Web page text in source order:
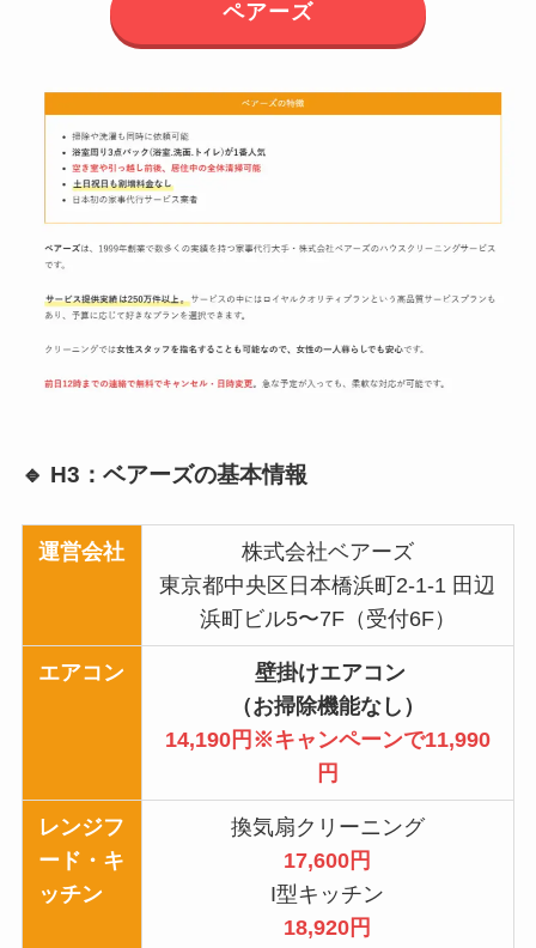
ペアーズ
🔹 H3：ベアーズの基本情報
運営会社
株式会社ベアーズ
東京都中央区日本橋浜町2-1-1 田辺
浜町ビル5〜7F（受付6F）
エアコン
壁掛けエアコン
（お掃除機能なし）
14,190円※キャンペーンで11,990
円
レンジフ
ード・キ
ッチン
換気扇クリーニング
17,600円
I型キッチン
18,920円